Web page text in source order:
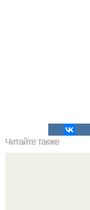
Читайте также